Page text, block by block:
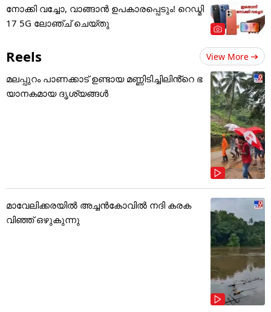
നോക്കി വച്ചോ, വാങ്ങാൻ ഉപകാരപ്പെടും! റെഡ്മി
17 5G ലോഞ്ച് ചെയ്തു
Reels View More
മലപ്പുറം പാണക്കാട് ഉണ്ടായ മണ്ണിടിച്ചിലിൻ്റെ ഭ
യാനകമായ ദൃശ്യങ്ങൾ
മാവേലിക്കരയിൽ അച്ചൻകോവിൽ നദി കരക
വിഞ്ഞ് ഒഴുകുന്നു